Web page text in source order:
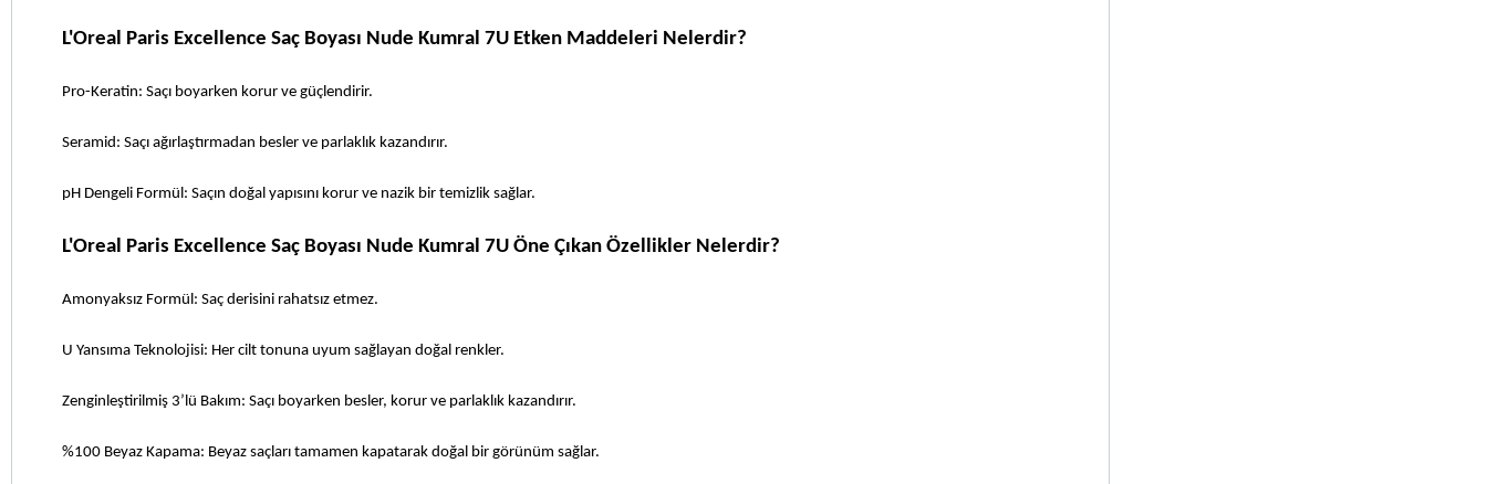
L'Oreal Paris Excellence Saç Boyası Nude Kumral 7U Etken Maddeleri Nelerdir?
Pro-Keratin: Saçı boyarken korur ve güçlendirir.
Seramid: Saçı ağırlaştırmadan besler ve parlaklık kazandırır.
pH Dengeli Formül: Saçın doğal yapısını korur ve nazik bir temizlik sağlar.
L'Oreal Paris Excellence Saç Boyası Nude Kumral 7U Öne Çıkan Özellikler Nelerdir?
Amonyaksız Formül: Saç derisini rahatsız etmez.
U Yansıma Teknolojisi: Her cilt tonuna uyum sağlayan doğal renkler.
Zenginleştirilmiş 3’lü Bakım: Saçı boyarken besler, korur ve parlaklık kazandırır.
%100 Beyaz Kapama: Beyaz saçları tamamen kapatarak doğal bir görünüm sağlar.